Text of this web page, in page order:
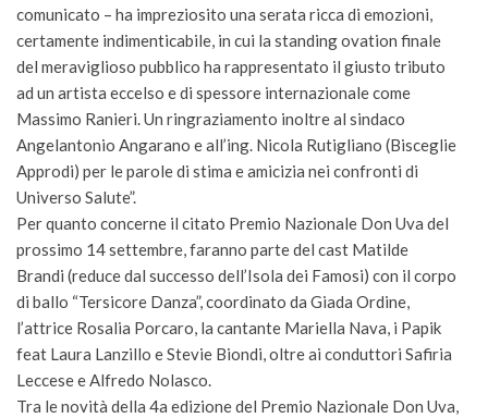
comunicato – ha impreziosito una serata ricca di emozioni,
certamente indimenticabile, in cui la standing ovation finale
del meraviglioso pubblico ha rappresentato il giusto tributo
ad un artista eccelso e di spessore internazionale come
Massimo Ranieri. Un ringraziamento inoltre al sindaco
Angelantonio Angarano e all’ing. Nicola Rutigliano (Bisceglie
Approdi) per le parole di stima e amicizia nei confronti di
Universo Salute”.
Per quanto concerne il citato Premio Nazionale Don Uva del
prossimo 14 settembre, faranno parte del cast Matilde
Brandi (reduce dal successo dell’Isola dei Famosi) con il corpo
di ballo “Tersicore Danza”, coordinato da Giada Ordine,
l’attrice Rosalia Porcaro, la cantante Mariella Nava, i Papik
feat Laura Lanzillo e Stevie Biondi, oltre ai conduttori Safiria
Leccese e Alfredo Nolasco.
Tra le novità della 4a edizione del Premio Nazionale Don Uva,